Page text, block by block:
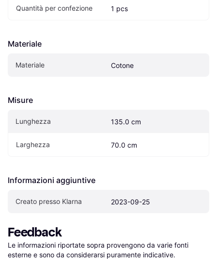
Quantità per confezione 1 pcs
Materiale
Materiale Cotone
Misure
Lunghezza 135.0 cm
Larghezza 70.0 cm
Informazioni aggiuntive
Creato presso Klarna 2023-09-25
Feedback
Le informazioni riportate sopra provengono da varie fonti
esterne e sono da considerarsi puramente indicative.